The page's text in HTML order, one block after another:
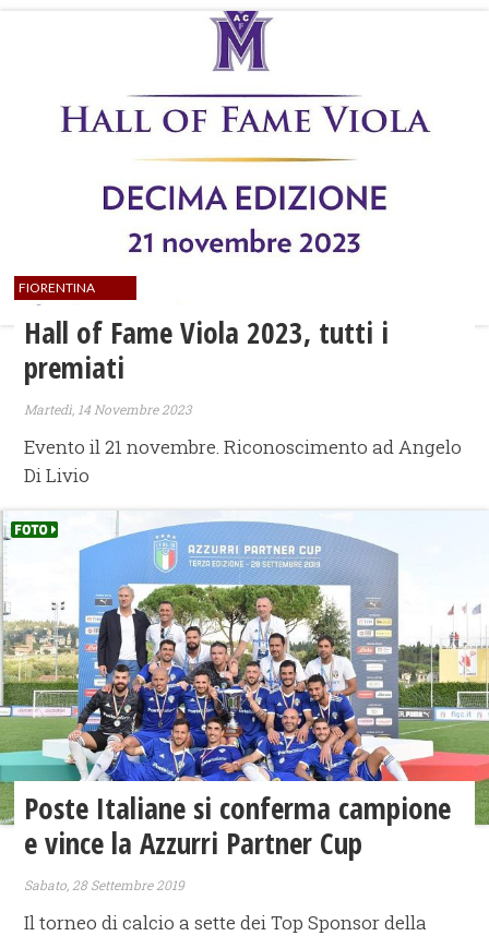
FIORENTINA
Hall of Fame Viola 2023, tutti i
premiati
Martedì, 14 Novembre 2023
Evento il 21 novembre. Riconoscimento ad Angelo
Di Livio
Poste Italiane si conferma campione
e vince la Azzurri Partner Cup
Sabato, 28 Settembre 2019
Il torneo di calcio a sette dei Top Sponsor della